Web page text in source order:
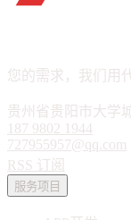
您的需求，我们用
贵州省贵阳市大学
187 9802 1944
727955957@qq.com
RSS 订阅
服务项目